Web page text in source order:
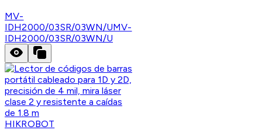
MV-
IDH2000/03SR/03WN/UMV-
IDH2000/03SR/03WN/U
HIKROBOT